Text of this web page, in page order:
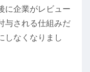
に企業がレビュー
与される仕組みだ
しなくなりまし